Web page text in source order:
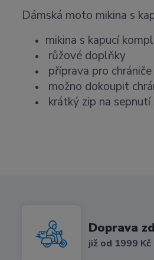
Dámská moto mikina s
mikina s kapucí
růžové doplňky
příprava pro
možno dokoupit
krátký zip na
Doprava
již od 1999 Kč